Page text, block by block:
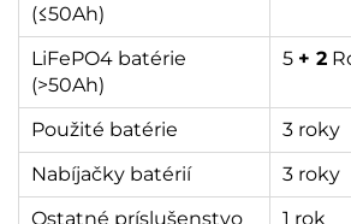
(≤50Ah)
LiFePO4 batérie
(>50Ah)
5 + 2
Použité batérie
3 roky
Nabíjačky batérií
3 roky
Ostatné príslušenstvo
1 rok